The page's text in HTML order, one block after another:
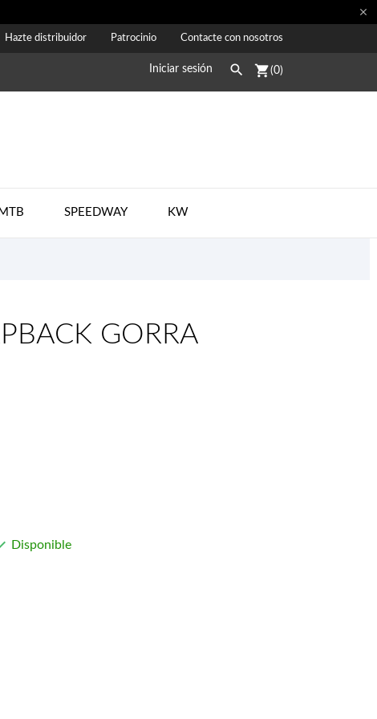

Hazte distribuidor Patrocinio Contacte con nosotros
Iniciar sesión  shopping_cart(0)
MTB SPEEDWAY KW
GORRA
Disponible